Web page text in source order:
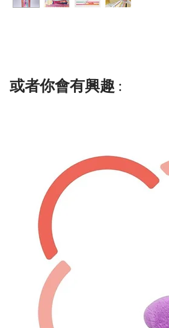
或者你會有興趣 :